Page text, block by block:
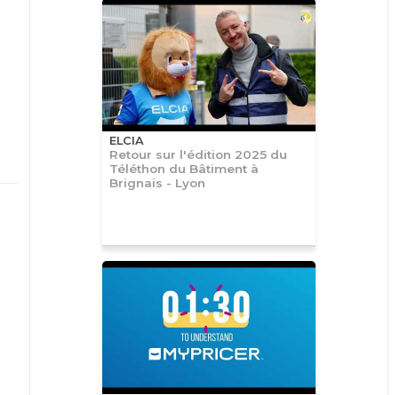
ELCIA
Retour sur l'édition 2025 du
Téléthon du Bâtiment à
Brignais - Lyon